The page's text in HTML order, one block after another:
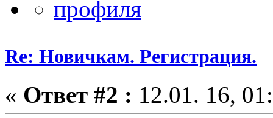
Re: Новичкам. Регистрация.
« Ответ #2 : 12.01. 16,